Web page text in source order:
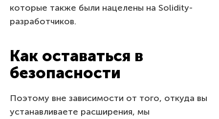
которые также были нацелены на Solidity-
разработчиков.
Как оставаться в
безопасности
Поэтому вне зависимости от того, откуда вы
устанавливаете расширения, мы